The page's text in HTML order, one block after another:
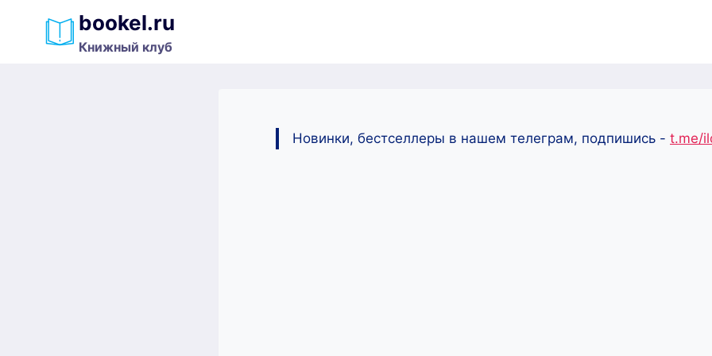
содержимому
bookel.ru
Книжный клуб
Новинки, бестселлеры в нашем телеграм, подпишись - t.me/